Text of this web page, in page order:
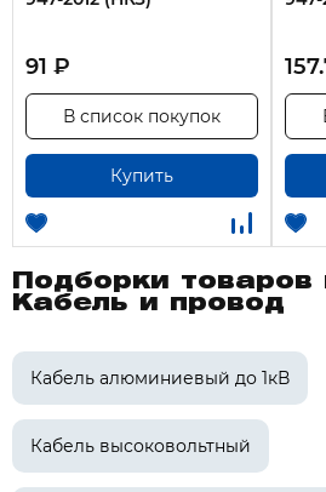
91 ₽
Купить
В список покупок
Подборки товаров
Кабель и провод
Кабель алюминиевый до 1кВ
Кабель высоковольтный